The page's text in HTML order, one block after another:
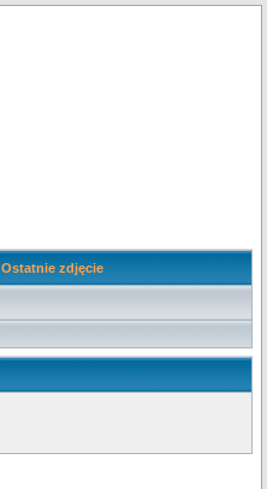
Ostatnie zdjęcie